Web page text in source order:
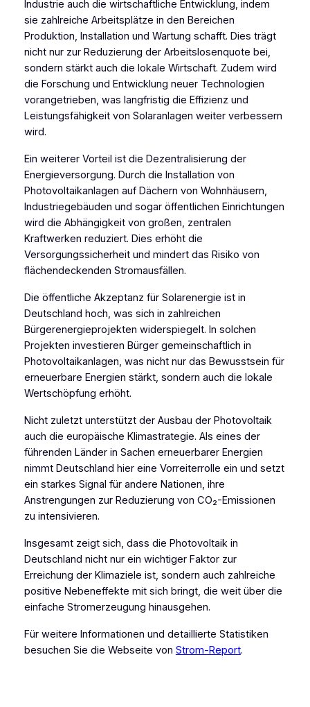
Industrie auch die wirtschaftliche Entwicklung, indem
sie zahlreiche Arbeitsplätze in den Bereichen
Produktion, Installation und Wartung schafft. Dies trägt
nicht nur zur Reduzierung der Arbeitslosenquote bei,
sondern stärkt auch die lokale Wirtschaft. Zudem wird
die Forschung und Entwicklung neuer Technologien
vorangetrieben, was langfristig die Effizienz und
Leistungsfähigkeit von Solaranlagen weiter verbessern
wird.
Ein weiterer Vorteil ist die Dezentralisierung der
Energieversorgung. Durch die Installation von
Photovoltaikanlagen auf Dächern von Wohnhäusern,
Industriegebäuden und sogar öffentlichen Einrichtungen
wird die Abhängigkeit von großen, zentralen
Kraftwerken reduziert. Dies erhöht die
Versorgungssicherheit und mindert das Risiko von
flächendeckenden Stromausfällen.
Die öffentliche Akzeptanz für Solarenergie ist in
Deutschland hoch, was sich in zahlreichen
Bürgerenergieprojekten widerspiegelt. In solchen
Projekten investieren Bürger gemeinschaftlich in
Photovoltaikanlagen, was nicht nur das Bewusstsein für
erneuerbare Energien stärkt, sondern auch die lokale
Wertschöpfung erhöht.
Nicht zuletzt unterstützt der Ausbau der Photovoltaik
auch die europäische Klimastrategie. Als eines der
führenden Länder in Sachen erneuerbarer Energien
nimmt Deutschland hier eine Vorreiterrolle ein und setzt
ein starkes Signal für andere Nationen, ihre
Anstrengungen zur Reduzierung von CO₂-Emissionen
zu intensivieren.
Insgesamt zeigt sich, dass die Photovoltaik in
Deutschland nicht nur ein wichtiger Faktor zur
Erreichung der Klimaziele ist, sondern auch zahlreiche
positive Nebeneffekte mit sich bringt, die weit über die
einfache Stromerzeugung hinausgehen.
Für weitere Informationen und detaillierte Statistiken
besuchen Sie die Webseite von Strom-Report.